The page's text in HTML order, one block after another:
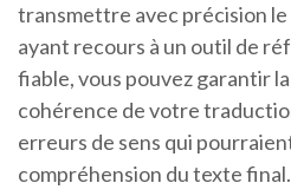
transmettre avec précision le
ayant recours à un outil de
fiable, vous pouvez garantir
cohérence de votre
erreurs de sens qui
compréhension du texte final.